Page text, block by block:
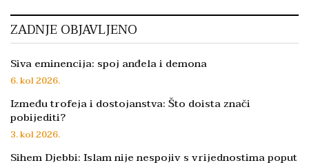
ZADNJE OBJAVLJENO
Siva eminencija: spoj anđela i demona
6. kol 2026.
Između trofeja i dostojanstva: Što doista znači
pobijediti?
3. kol 2026.
Sihem Djebbi: Islam nije nespojiv s vrijednostima poput